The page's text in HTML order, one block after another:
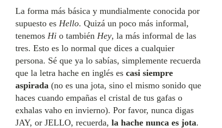
La forma más básica y mundialmente conocida por
supuesto es Hello. Quizá un poco más informal,
tenemosHi o tambiénHey, la más informal de las
tres. Esto es lo normal que dices a cualquier
persona. Sé que ya lo sabías, simplemente recuerda
que la letra hache en inglés escasi siempre
aspirada (no es una jota, sino el mismo sonido que
haces cuando empañas el cristal de tus gafas o
exhalas vaho en invierno). Por favor, nunca digas
JAY, or JELLO, recuerda,la hache nunca es jota.